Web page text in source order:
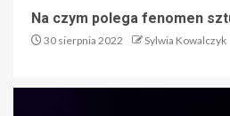
Na czym polega fenomen
30 sierpnia 2022 Sylwia Kowalczyk